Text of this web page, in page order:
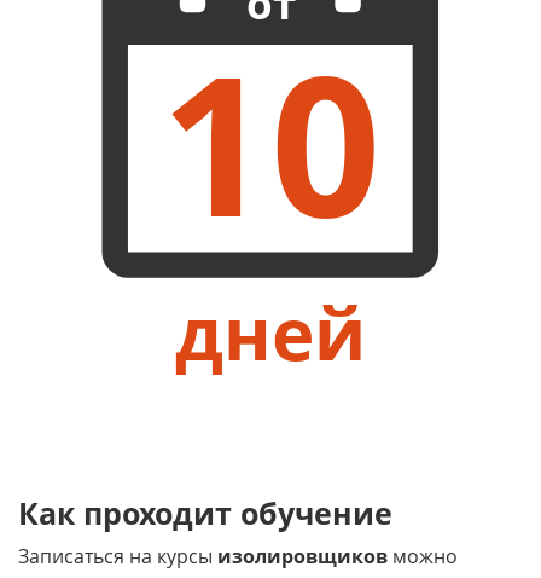
10
дней
Как проходит обучение
Записаться на курсы изолировщиков можно